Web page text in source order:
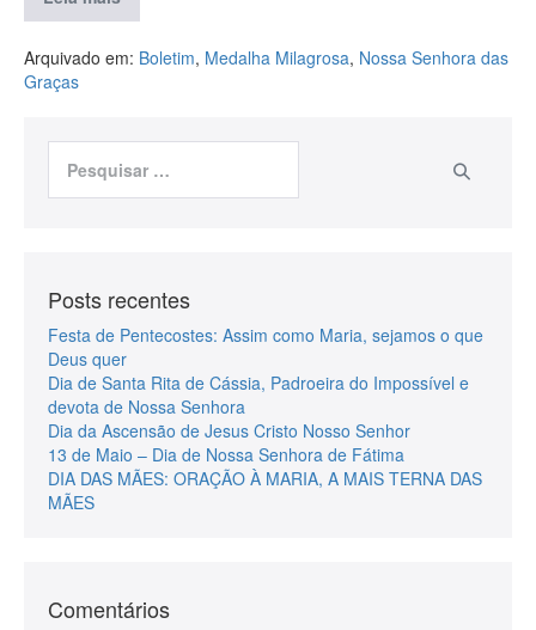
Arquivado em: Boletim, Medalha Milagrosa, Nossa Senhora das
Graças
Posts recentes
Festa de Pentecostes: Assim como Maria, sejamos o que
Deus quer
Dia de Santa Rita de Cássia, Padroeira do Impossível e
devota de Nossa Senhora
Dia da Ascensão de Jesus Cristo Nosso Senhor
13 de Maio – Dia de Nossa Senhora de Fátima
DIA DAS MÃES: ORAÇÃO À MARIA, A MAIS TERNA DAS
MÃES
Comentários